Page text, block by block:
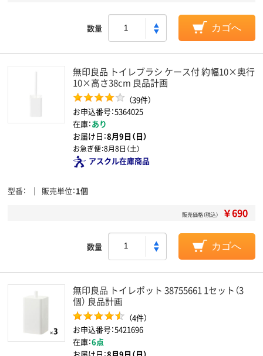
数量 カゴへ
無印良品 トイレブラシ ケース付 約幅10×奥行
10×高さ38cm 良品計画
（39件）
お申込番号：5364025
在庫：あり
お届け日：8月9日（日）
お急ぎ便：8月8日（土）
アスクル在庫商品
型番 販売単位 1個
販売価格（税込） ￥690
数量 カゴへ
無印良品 トイレポット 38755661 1セット（3
個） 良品計画
（4件）
お申込番号：5421696
在庫：6点